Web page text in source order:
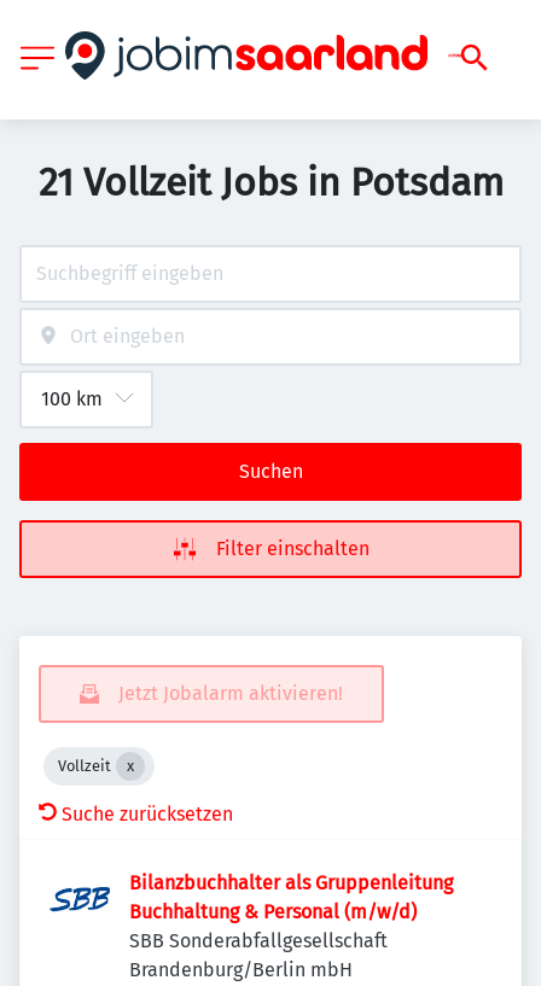
21 Vollzeit Jobs in Potsdam
Suchen
Filter einschalten
Jetzt Jobalarm aktivieren!
Vollzeit
Suche zurücksetzen
Bilanzbuchhalter als Gruppenleitung
Buchhaltung & Personal (m/w/d)
SBB Sonderabfallgesellschaft
Brandenburg/Berlin mbH